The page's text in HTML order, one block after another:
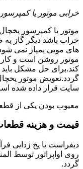
خرابی موتور یا
موتور یا کمپرسور
خراب باشد دیگر گاز به
های مویی پمپاژ نمی
موتور روشن است و کار
کند.برای حل مشکل
گردد.تعویض موتور
سایت قرار داده شده
معیوب بودن یکی از
قیمت و هزینه
دیفراست یا یخ زدایی
روی اواپراتور توسط
گردد.